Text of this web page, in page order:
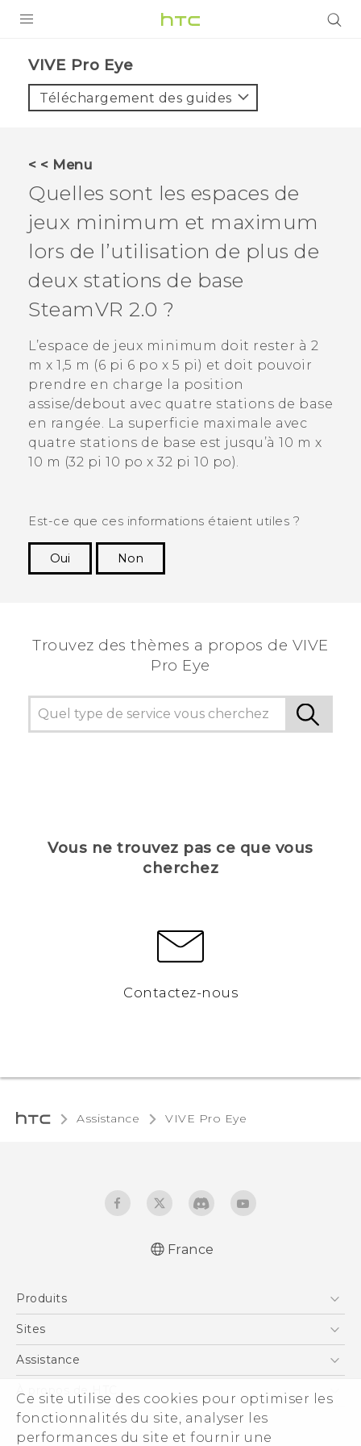
Ce site utilise des cookies pour optimiser les
fonctionnalités du site, analyser les
performances du site et fournir une
VIVE
VIVERSE
ASSISTANCE
Appareils HTC & Accessoires
Connexion
VIVE Pro Eye‎
Téléchargement des guides
< < Menu
Quelles sont les espaces de
jeux minimum et maximum
lors de l’utilisation de plus de
deux stations de base
SteamVR 2.0 ?
L’espace de jeux minimum doit rester à 2
m x 1,5 m (6 pi 6 po x 5 pi) et doit pouvoir
prendre en charge la position
assise/debout avec quatre stations de base
en rangée. La superficie maximale avec
quatre stations de base est jusqu’à 10 m x
10 m (32 pi 10 po x 32 pi 10 po).
Est-ce que ces informations étaient utiles ?
Oui
Non
Trouvez des thèmes a propos de VIVE
Pro Eye
Vous ne trouvez pas ce que vous
cherchez
Contactez-nous
Assistance VIVE Pro Eye‎
France
Produits
Smartphones
Vive
Accessoires
Sites
HTC Vive
HTC Pro
Assistance
eCommerce Support
À propos de HTC
ESG